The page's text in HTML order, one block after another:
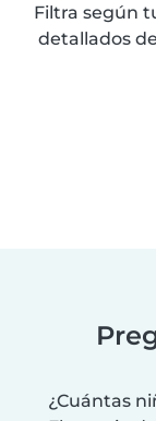
Filtra según
detallados
¿Cuántas